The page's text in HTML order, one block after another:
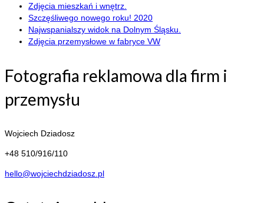
Zdjęcia mieszkań i wnętrz.
Szczęśliwego nowego roku! 2020
Najwspanialszy widok na Dolnym Śląsku.
Zdjęcia przemysłowe w fabryce VW
Fotografia reklamowa dla firm i
przemysłu
Wojciech Dziadosz
+48 510/916/110
hello@wojciechdziadosz.pl